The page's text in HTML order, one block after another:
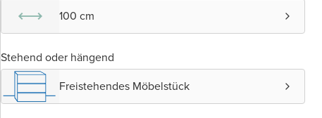
100 cm
Stehend oder hängend
Freistehendes Möbelstück